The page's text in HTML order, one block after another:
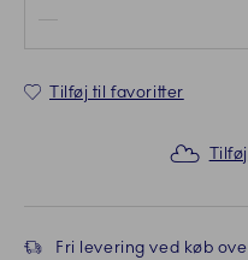
Tilføj til favoritter
Fri levering ved køb